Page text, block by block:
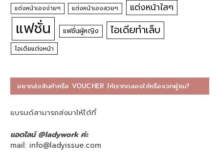
แต่งหน้าเองง่ายๆ แต่งหน้าเองสวยๆ แต่งหน้าใสๆ
แฟชั่น แฟชั่นผู้หญิง ไอเดียทำเล็บ
ไอเดียแต่งหน้า
อยากส่งสินค้าหรือ VOUCHER ให้เราทดลองใช้หรือแจกผู้ชม?
แบรนด์สามารถส่งมาให้ได้ที่
แอดไลน์ @ladywork ค่ะ
mail: info@ladyissue.com